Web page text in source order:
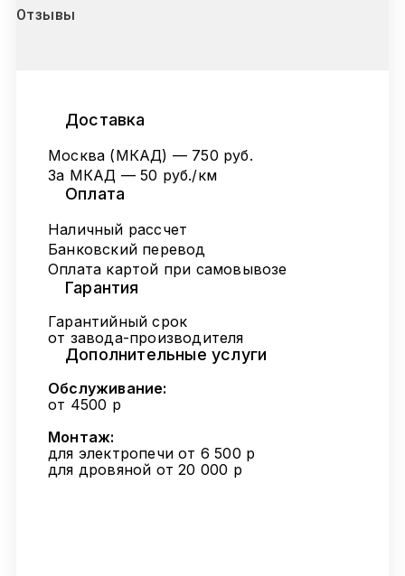
Отзывы
Доставка
Москва (МКАД) — 750 руб.
За МКАД — 50 руб./км
Оплата
Наличный рассчет
Банковский перевод
Оплата картой при самовывозе
Гарантия
Гарантийный срок
от завода-производителя
Дополнительные услуги
Обслуживание:
от 4500 р
Монтаж:
для электропечи от 6 500 р
для дровяной от 20 000 р